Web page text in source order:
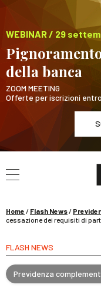
WEBINAR / 29
della banca
ZOOM MEETING
Offerte per iscrizioni
Pignoramento
Home / Flash News/
cessazione dei requisiti di
FLASH NEWS
Previdenza